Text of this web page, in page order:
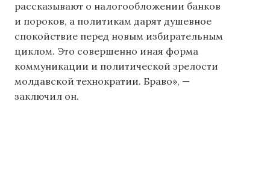
рассказывают о налогообложении банков
и пороков, а политикам дарят душевное
спокойствие перед новым избирательным
циклом. Это совершенно иная форма
коммуникации и политической зрелости
молдавской технократии. Браво», —
заключил он.